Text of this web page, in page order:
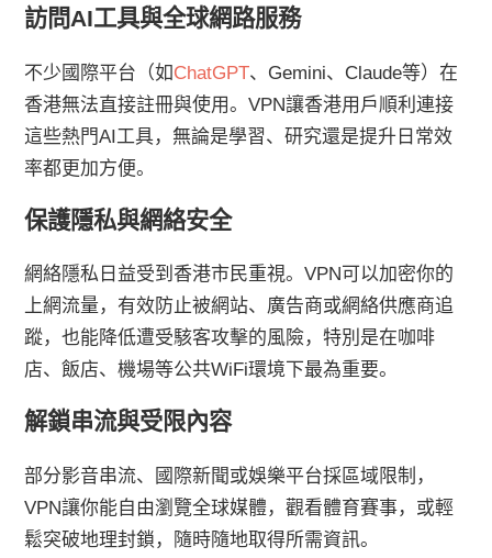
訪問AI工具與全球網路服務
不少國際平台（如ChatGPT、Gemini、Claude等）在
香港無法直接註冊與使用。VPN讓香港用戶順利連接
這些熱門AI工具，無論是學習、研究還是提升日常效
率都更加方便。
保護隱私與網絡安全
網絡隱私日益受到香港市民重視。VPN可以加密你的
上網流量，有效防止被網站、廣告商或網絡供應商追
蹤，也能降低遭受駭客攻擊的風險，特別是在咖啡
店、飯店、機場等公共WiFi環境下最為重要。
解鎖串流與受限內容
部分影音串流、國際新聞或娛樂平台採區域限制，
VPN讓你能自由瀏覽全球媒體，觀看體育賽事，或輕
鬆突破地理封鎖，隨時隨地取得所需資訊。